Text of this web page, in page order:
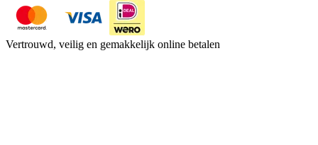
Vertrouwd, veilig en gemakkelijk online betalen